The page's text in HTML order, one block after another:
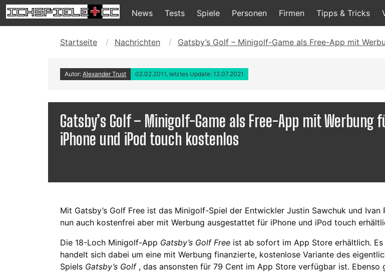
News Tests Spiele Personen Firmen Tipps & Tricks
Startseite Nachrichten Gatsby’s Golf – Minigolf-Game als Free-App mit
Autor: Alexander Trust 02.02.2011, letztes Update: 12.07.2021
Gatsby’s Golf – Minigolf-Game als Free-App mit Werbung
iPhone und iPod touch kostenlos
Mit Gatsby’s Golf Free ist das Minigolf-Spiel der Entwickler Justin Sawchuk und Ivan
nun auch kostenfrei aber mit Werbung ausgestattet für iPhone und iPod touch
Die 18-Loch Minigolf-App Gatsby’s Golf Free ist ab sofort im App Store erhältlich. Es
handelt sich dabei um eine mit Werbung finanzierte, kostenlose Variante des
Spiels Gatsby’s Golf, das ansonsten für 79 Cent im App Store verfügbar ist. Ebenso